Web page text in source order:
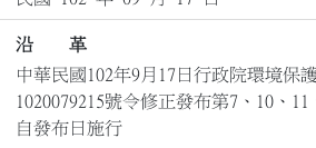
沿 革
中華民國102年9月17日行政院環境保
1020079215號令修正發布第7、10、
自發布日施行